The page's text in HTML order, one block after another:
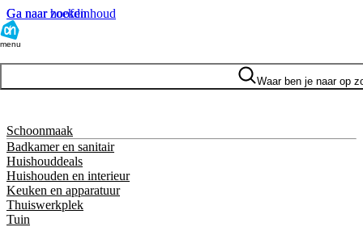
Ga naar hoofdinhoud
Ga naar zoeken
menu
Waar ben je naar op
Schoonmaak
Badkamer en sanitair
Huishouddeals
Huishouden en interieur
Keuken en apparatuur
Thuiswerkplek
Tuin